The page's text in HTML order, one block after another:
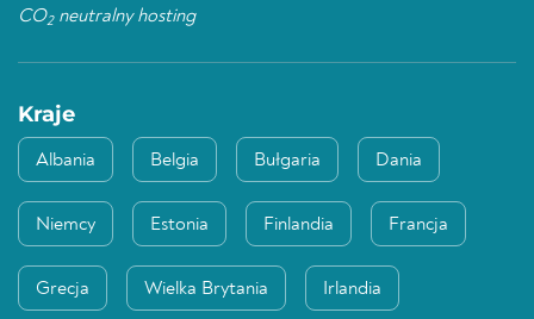
CO2neutralny hosting
Kraje
Albania Belgia Bułgaria Dania
Niemcy Estonia Finlandia Francja
Grecja Wielka Brytania Irlandia